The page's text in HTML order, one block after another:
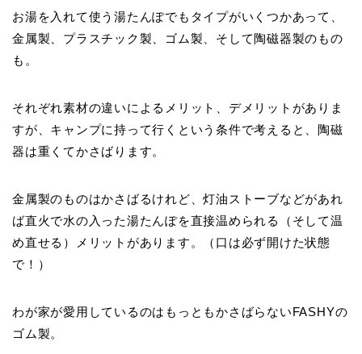
お湯を入れて使う湯たんぽでもタイプがいくつかあって、
金属製、プラスチック製、ゴム製、そして陶磁器製のもの
も。
それぞれ素材の違いによるメリット、デメリットがありま
すが、キャンプに持って行くという条件で考えると、陶磁
器は重くてかさばります。
金属製のものはかさばるけれど、灯油ストーブなどがあれ
ば直火で水の入った湯たんぽを直接温められる（そして温
め直せる）メリットがあります。（口は必ず開けた状態
で！）
わが家が愛用しているのはもっともかさばらないFASHYの
ゴム製。